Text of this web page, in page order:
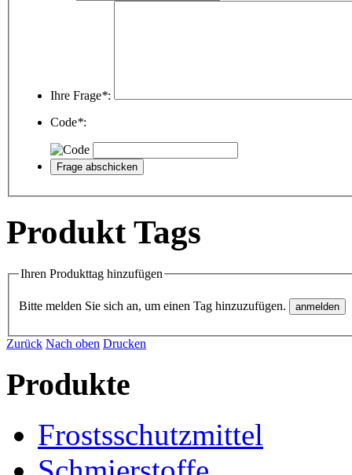
Ihre Frage*:
Code*:
Produkt Tags
Ihren Produkttag hinzufügen
Bitte melden Sie sich an, um einen Tag hinzuzufügen.
Zurück Nach oben Drucken
Produkte
Frostsschutzmittel